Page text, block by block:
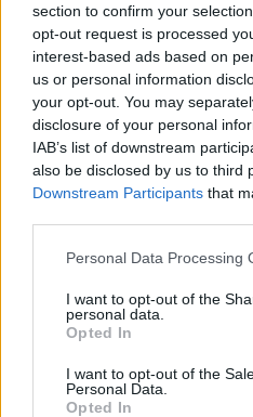
section to confirm your
opt-out request is processed
interest-based ads based on
us or personal information
your opt-out. You may
disclosure of your personal
IAB’s list of downstream
also be disclosed by us to third
Downstream Participants that
Personal Data Processing
I want to opt-out of the
personal data.
Opted In
I want to opt-out of the
Personal Data.
Opted In
pic.twitter.com/
— Alberto de Roa
Las claves
Ricky está promediando
asistencias y 1.3 robos
haciendo una buena
oportunidad de pelear por
opciones que contemplan
Westbrook son John Wall de
Simmons de los
en principio no tendrían